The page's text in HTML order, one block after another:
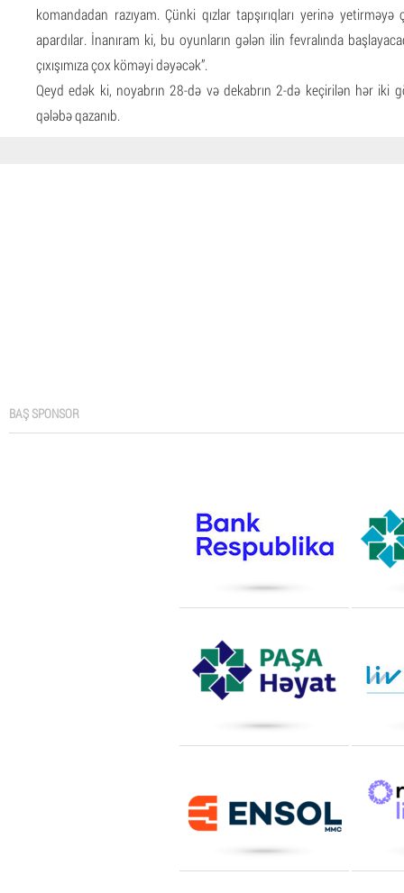
komandadan razıyam. Çünki qızlar tapşırıqları yerinə
apardılar. İnanıram ki, bu oyunların gələn ilin fevralında
çıxışımıza çox köməyi dəyəcək”.
Qeyd edək ki, noyabrın 28-də və dekabrın 2-də keçirilən hər iki
qələbə qazanıb.
BAŞ SPONSOR